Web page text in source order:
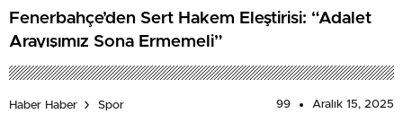
Fenerbahçe’den Sert Hakem Eleştirisi: “Adalet
Arayışımız Sona Ermemeli”
Haber Haber Spor 99 Aralık 15, 2025